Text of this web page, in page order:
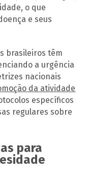
o que
e seus
brasileiros têm
a urgência
nacionais
da atividade
específicos
regulares sobre
para